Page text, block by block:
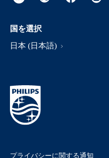
国を選択
日本 (日本語)
プライバシーに関する通知